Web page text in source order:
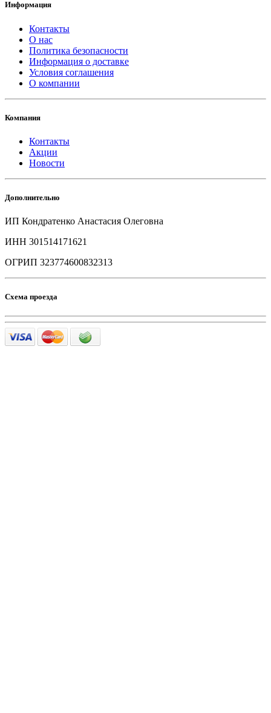
Информация
Контакты
О нас
Политика безопасности
Информация о доставке
Условия соглашения
О компании
Компания
Контакты
Акции
Новости
Дополнительно
ИП Кондратенко Анастасия Олеговна
ИНН 301514171621
ОГРИП 323774600832313
Схема проезда